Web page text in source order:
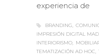
experiencia de
BRANDING
IMPRESIÓN DIGITAL
INTERIORISMO
TEMATIZACIÓN AD HOC